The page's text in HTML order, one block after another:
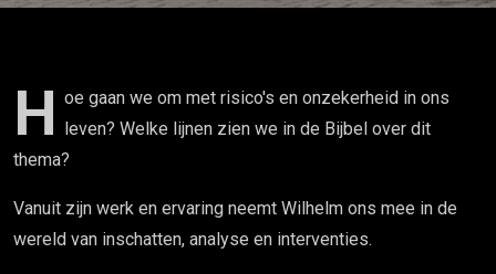
H oe gaan we om met risico's en onzekerheid in ons
leven? Welke lijnen zien we in de Bijbel over dit
thema?
Vanuit zijn werk en ervaring neemt Wilhelm ons mee in de
wereld van inschatten, analyse en interventies.